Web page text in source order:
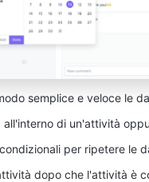
semplice e veloce le
all'interno di un'attività
per ripetere le
dopo che l'attività è